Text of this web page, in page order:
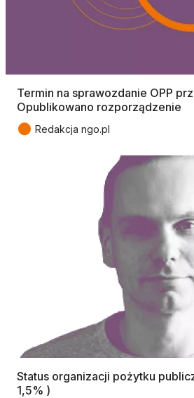
Termin na sprawozdanie OPP
Opublikowano rozporządzenie
● Redakcja ngo.pl
Status organizacji pożytku
1,5% )